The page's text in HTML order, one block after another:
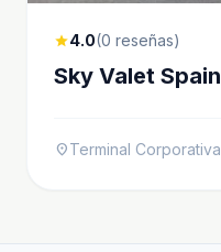
star4.0(0 reseñas)
Sky Valet Spain
location_onTerminal Corporativa